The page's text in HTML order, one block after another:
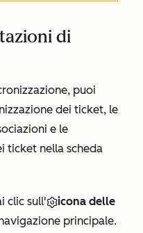
di
puoi
dei ticket, le
e le
ticket nella scheda
clic sull'
icona delle
principale.